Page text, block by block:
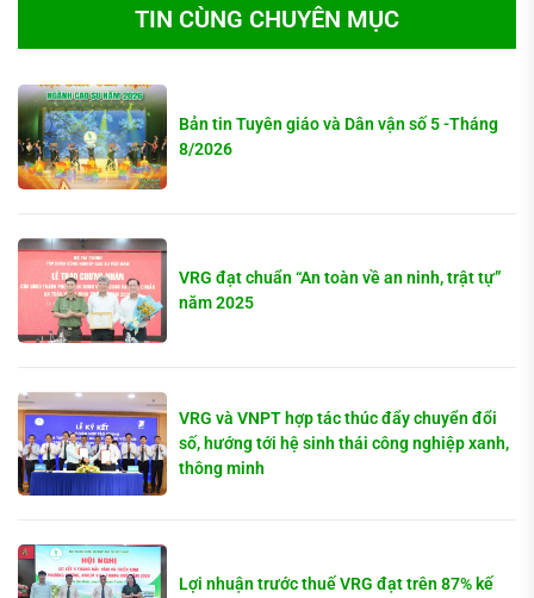
TIN CÙNG CHUYÊN MỤC
Bản tin Tuyên giáo và Dân vận số 5 -Tháng
8/2026
VRG đạt chuẩn “An toàn về an ninh, trật tự”
năm 2025
VRG và VNPT hợp tác thúc đẩy chuyển đổi
số, hướng tới hệ sinh thái công nghiệp xanh,
thông minh
Lợi nhuận trước thuế VRG đạt trên 87% kế